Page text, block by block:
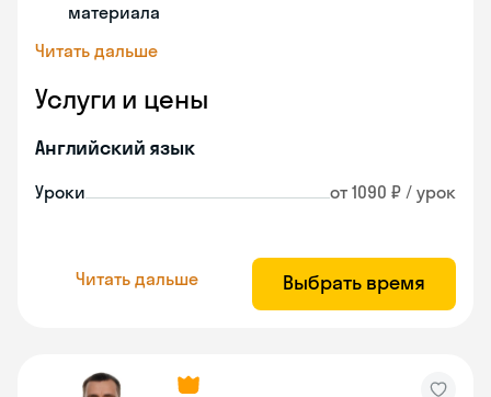
материала
Читать дальше
Услуги и цены
Английский язык
Уроки от 1090 ₽ / урок
Читать дальше Выбрать время